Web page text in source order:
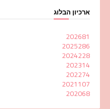
ארכיון הבלוג
202681
2025286
2024228
202314
202274
2021107
202068